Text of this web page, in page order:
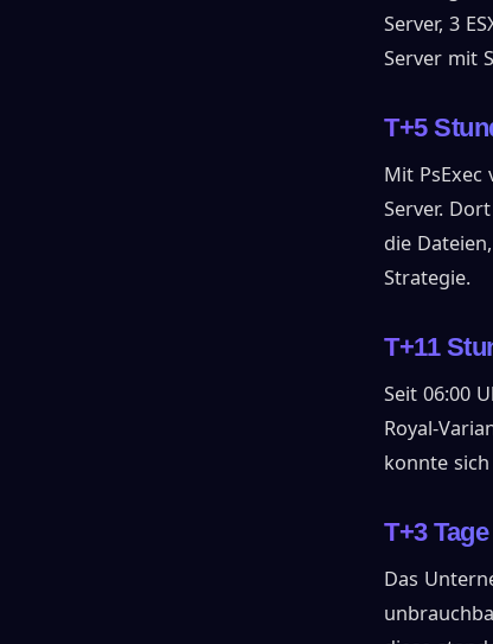
Server, 3
Server mit
T+5
Mit
Server.
die
Strategie.
T+11
Seit 06:00
Royal-
konnte
T+3
Das